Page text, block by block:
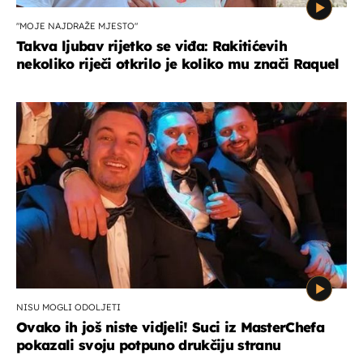
"MOJE NAJDRAŽE MJESTO"
Takva ljubav rijetko se viđa: Rakitićevih
nekoliko riječi otkrilo je koliko mu znači Raquel
NISU MOGLI ODOLJETI
Ovako ih još niste vidjeli! Suci iz MasterChefa
pokazali svoju potpuno drukčiju stranu